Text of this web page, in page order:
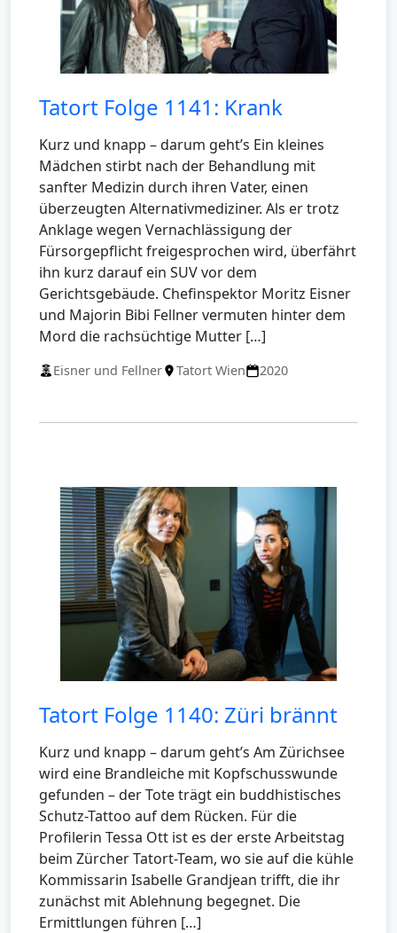
Tatort Folge 1141: Krank
Kurz und knapp – darum geht’s Ein kleines
Mädchen stirbt nach der Behandlung mit
sanfter Medizin durch ihren Vater, einen
überzeugten Alternativmediziner. Als er trotz
Anklage wegen Vernachlässigung der
Fürsorgepflicht freigesprochen wird, überfährt
ihn kurz darauf ein SUV vor dem
Gerichtsgebäude. Chefinspektor Moritz Eisner
und Majorin Bibi Fellner vermuten hinter dem
Mord die rachsüchtige Mutter […]
Eisner und Fellner Tatort Wien 2020
Tatort Folge 1140: Züri brännt
Kurz und knapp – darum geht’s Am Zürichsee
wird eine Brandleiche mit Kopfschusswunde
gefunden – der Tote trägt ein buddhistisches
Schutz-Tattoo auf dem Rücken. Für die
Profilerin Tessa Ott ist es der erste Arbeitstag
beim Zürcher Tatort-Team, wo sie auf die kühle
Kommissarin Isabelle Grandjean trifft, die ihr
zunächst mit Ablehnung begegnet. Die
Ermittlungen führen […]